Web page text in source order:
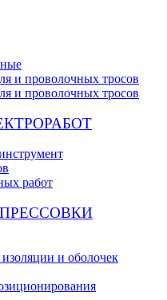
и проволочных тросов
и проволочных тросов
работ
и оболочек